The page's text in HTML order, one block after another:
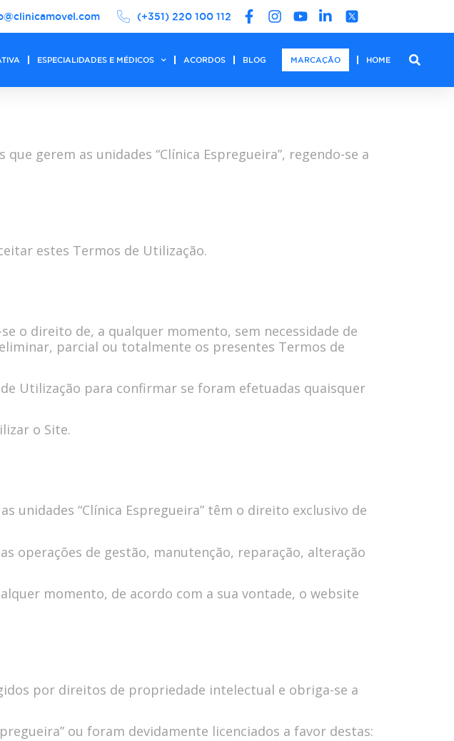
(+351) 220 100 112
ESPECIALIDADES E MÉDICOS ACORDOS BLOG MARCAÇÃO HOME
gerem as unidades “Clínica Espregueira”, regendo-se a
estes Termos de Utilização.
o direito de, a qualquer momento, sem necessidade de
parcial ou totalmente os presentes Termos de
Utilização para confirmar se foram efetuadas quaisquer
o Site.
unidades “Clínica Espregueira” têm o direito exclusivo de
operações de gestão, manutenção, reparação, alteração
momento, de acordo com a sua vontade, o website
por direitos de propriedade intelectual e obriga-se a
ou foram devidamente licenciados a favor destas: